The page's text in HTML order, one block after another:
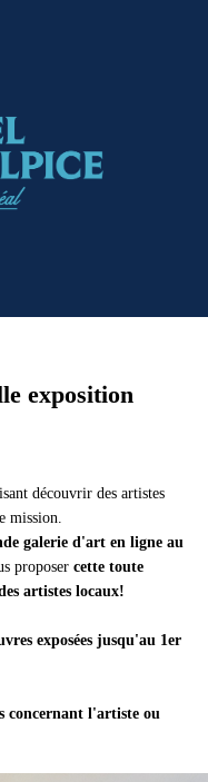
exposition
découvrir des artistes
mission.
galerie d'art en ligne au
proposer cette toute
artistes locaux!
exposées jusqu'au 1er
concernant l'artiste ou